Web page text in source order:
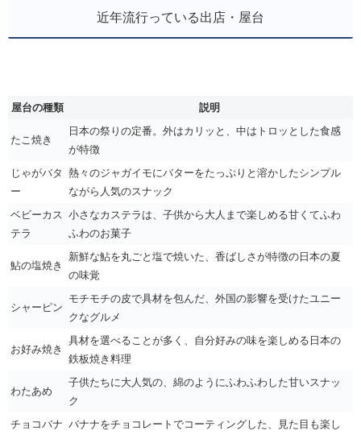
近年流行っている出店・屋台
屋台の種類 説明
たこ焼き
日本の祭りの定番。外はカリッと、中はトロッとした食感
が特徴
じゃがバタ
ー
熱々のジャガイモにバターをたっぷりと溶かしたシンプル
ながら人気のスナック
ベビーカス
テラ
小さなカステラは、子供から大人まで楽しめる甘くてふわ
ふわのお菓子
鮎の塩焼き
新鮮な鮎を丸ごと塩で焼いた、香ばしさが特徴の日本の夏
の味覚
シャーピン
モチモチの皮で具材を包んだ、外国の影響を受けたユニー
クなグルメ
お好み焼き
具材を選べることが多く、自分好みの味を楽しめる日本の
鉄板焼き料理
わたあめ
子供たちに大人気の、綿のようにふわふわした甘いスナッ
ク
チョコバナ バナナをチョコレートでコーティングした、見た目も楽し